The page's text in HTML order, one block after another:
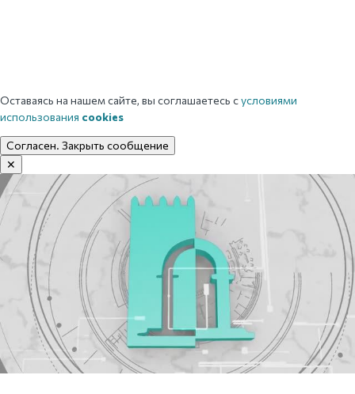
Оставаясь на нашем сайте, вы соглашаетесь сусловиями
использования cookies
Согласен. Закрыть сообщение
✕